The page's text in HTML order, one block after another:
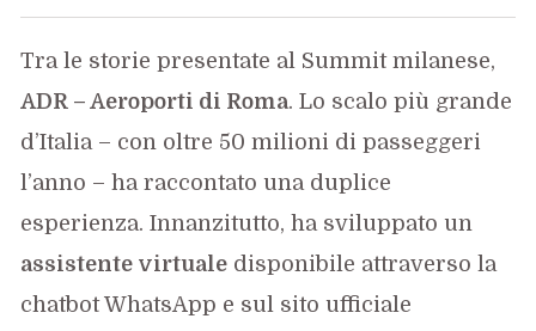
Tra le storie presentate al Summit milanese,
ADR – Aeroporti di Roma. Lo scalo più grande
d’Italia – con oltre 50 milioni di passeggeri
l’anno – ha raccontato una duplice
esperienza. Innanzitutto, ha sviluppato un
assistente virtuale disponibile attraverso la
chatbot WhatsApp e sul sito ufficiale